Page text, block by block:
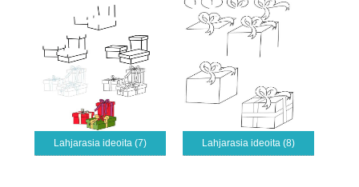
Lahjarasia ideoita (7) Lahjarasia ideoita (8)